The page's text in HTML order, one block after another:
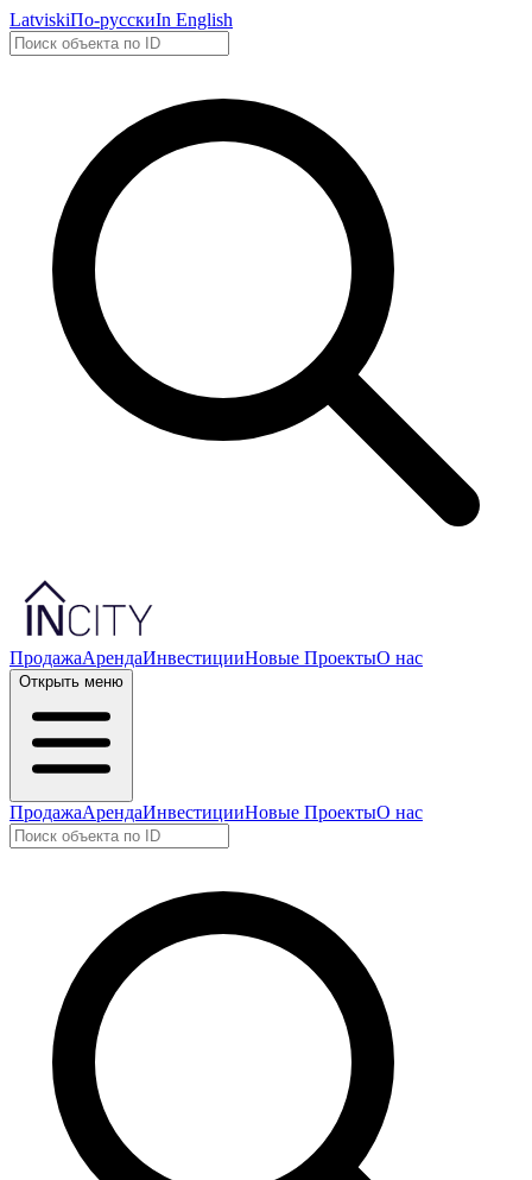
LatviskiПо-русскиIn English
ПродажаАрендаИнвестицииНовые ПроектыО нас
Открыть меню
ПродажаАрендаИнвестицииНовые ПроектыО нас